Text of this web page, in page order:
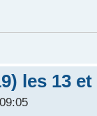
les 13